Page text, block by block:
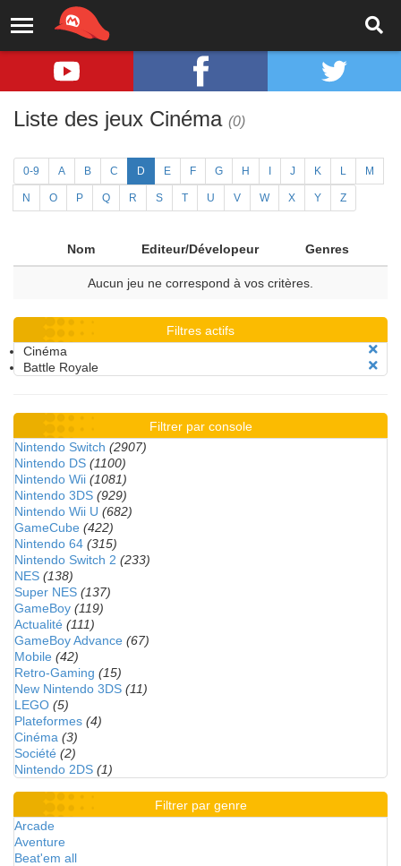
Liste des jeux Cinéma (0)
0-9 A B C D E F G H J K L M
N O P Q R S T U V W X Y Z
Nom Editeur/Dévelopeur Genres
Aucun jeu ne correspond à vos critères.
Filtres actifs
Cinéma
Battle Royale
Filtrer par console
Nintendo Switch (2907)
Nintendo DS (1100)
Nintendo Wii (1081)
Nintendo 3DS (929)
Nintendo Wii U (682)
GameCube (422)
Nintendo 64 (315)
Nintendo Switch 2 (233)
NES (138)
Super NES (137)
GameBoy (119)
Actualité (111)
GameBoy Advance (67)
Mobile (42)
Retro-Gaming (15)
New Nintendo 3DS (11)
LEGO (5)
Plateformes (4)
Cinéma (3)
Société (2)
Nintendo 2DS (1)
Filtrer par genre
Arcade
Aventure
Beat'em all